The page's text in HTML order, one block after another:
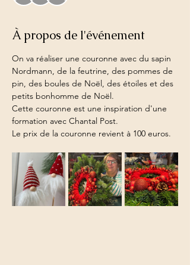
À propos de l'événement
On va réaliser une couronne avec du sapin
Nordmann, de la feutrine, des pommes de
pin, des boules de Noël, des étoiles et des
petits bonhomme de Noël.
Cette couronne est une inspiration d'une
formation avec Chantal Post.
Le prix de la couronne revient à 100 euros.